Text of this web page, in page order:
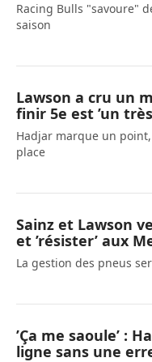
Racing Bulls "savoure"
saison
Lawson a cru un
finir 5e est ’un
Hadjar marque un
place
Sainz et Lawson
et ’résister’ aux
La gestion des pneus
’Ça me saoule’ :
ligne sans une